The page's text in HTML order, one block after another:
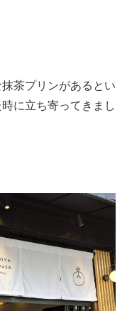
茶プリンがあるとい
に立ち寄ってきまし